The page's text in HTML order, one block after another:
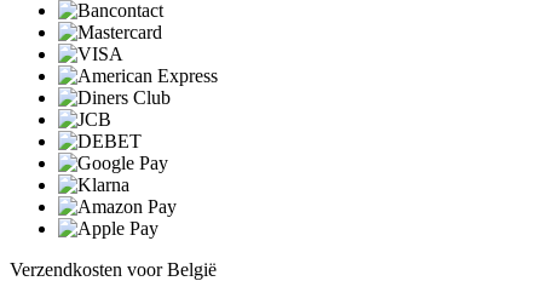
Verzendkosten voor België